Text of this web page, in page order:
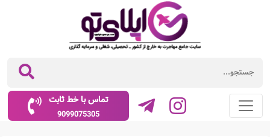
تماس با خط ثابت
9099075305